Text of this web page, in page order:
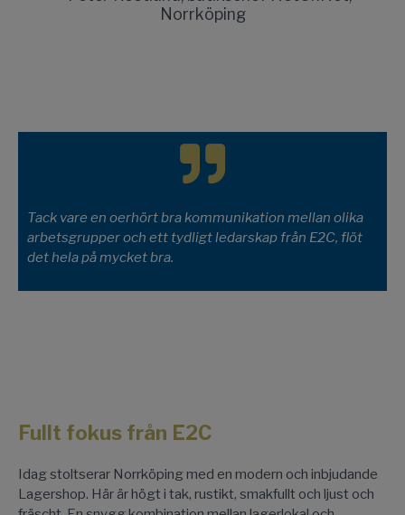
Tack vare en oerhört bra kommunikation mellan olika
arbetsgrupper och ett tydligt ledarskap från E2C, flöt
det hela på mycket bra.
Fullt fokus från E2C
Idag stoltserar Norrköping med en modern och inbjudande
Lagershop. Här är högt i tak, rustikt, smakfullt och ljust och